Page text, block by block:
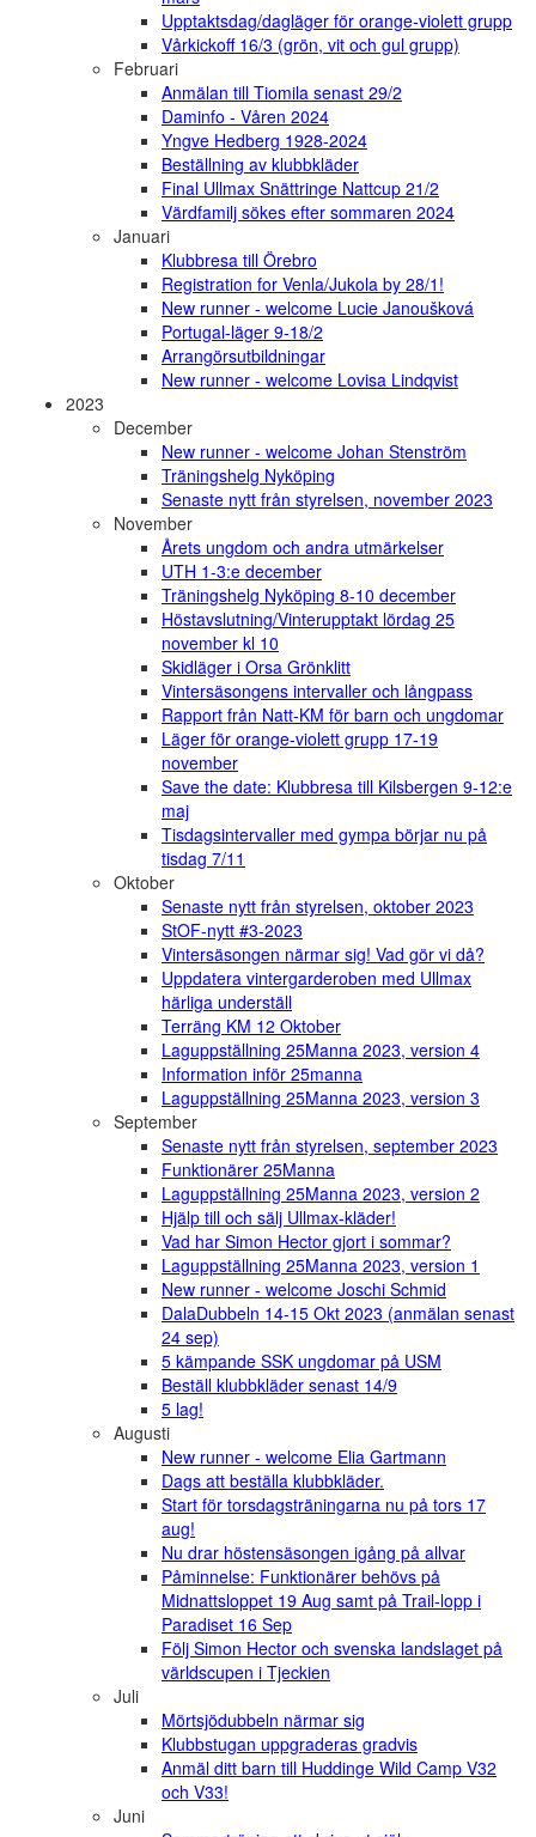
Upptaktsdag/dagläger för orange-violett grupp
Vårkickoff 16/3 (grön, vit och gul grupp)
Februari
Anmälan till Tiomila senast 29/2
Daminfo - Våren 2024
Yngve Hedberg 1928-2024
Beställning av klubbkläder
Final Ullmax Snättringe Nattcup 21/2
Värdfamilj sökes efter sommaren 2024
Januari
Klubbresa till Örebro
Registration for Venla/Jukola by 28/1!
New runner - welcome Lucie Janoušková
Portugal-läger 9-18/2
Arrangörsutbildningar
New runner - welcome Lovisa Lindqvist
2023
December
New runner - welcome Johan Stenström
Träningshelg Nyköping
Senaste nytt från styrelsen, november 2023
November
Årets ungdom och andra utmärkelser
UTH 1-3:e december
Träningshelg Nyköping 8-10 december
Höstavslutning/Vinterupptakt lördag 25
november kl 10
Skidläger i Orsa Grönklitt
Vintersäsongens intervaller och långpass
Rapport från Natt-KM för barn och ungdomar
Läger för orange-violett grupp 17-19
november
Save the date: Klubbresa till Kilsbergen 9-12:e
maj
Tisdagsintervaller med gympa börjar nu på
tisdag 7/11
Oktober
Senaste nytt från styrelsen, oktober 2023
StOF-nytt #3-2023
Vintersäsongen närmar sig! Vad gör vi då?
Uppdatera vintergarderoben med Ullmax
härliga underställ
Terräng KM 12 Oktober
Laguppställning 25Manna 2023, version 4
Information inför 25manna
Laguppställning 25Manna 2023, version 3
September
Senaste nytt från styrelsen, september 2023
Funktionärer 25Manna
Laguppställning 25Manna 2023, version 2
Hjälp till och sälj Ullmax-kläder!
Vad har Simon Hector gjort i sommar?
Laguppställning 25Manna 2023, version 1
New runner - welcome Joschi Schmid
DalaDubbeln 14-15 Okt 2023 (anmälan senast
24 sep)
5 kämpande SSK ungdomar på USM
Beställ klubbkläder senast 14/9
5 lag!
Augusti
New runner - welcome Elia Gartmann
Dags att beställa klubbkläder.
Start för torsdagsträningarna nu på tors 17
aug!
Nu drar höstensäsongen igång på allvar
Påminnelse: Funktionärer behövs på
Midnattsloppet 19 Aug samt på Trail-lopp i
Paradiset 16 Sep
Följ Simon Hector och svenska landslaget på
världscupen i Tjeckien
Juli
Mörtsjödubbeln närmar sig
Klubbstugan uppgraderas gradvis
Anmäl ditt barn till Huddinge Wild Camp V32
och V33!
Juni